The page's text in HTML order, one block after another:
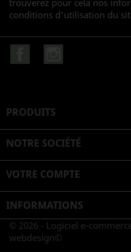
trouverez pour cela nos
conditions d'utilisation du
PRODUITS
NOTRE SOCIÉTÉ
VOTRE COMPTE
INFORMATIONS
© 2026 - Logiciel e-
webdesign©